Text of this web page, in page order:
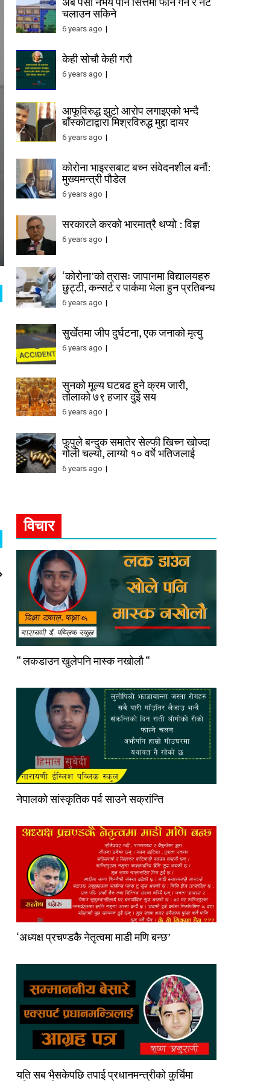
चलाउन सकिने
6 years ago
केही सोचौ केही गरौ
6 years ago
आफूविरुद्ध झुटो आरोप लगाइएको भन्दै
बाँस्कोटाद्वारा मिश्रविरुद्ध मुद्दा दायर
6 years ago
कोरोना भाइरसबाट बच्न संवेदनशील बनौं:
मुख्यमन्त्री पौडेल
6 years ago
सरकारले करको भारमात्रै थप्यो : विज्ञ
6 years ago
‘कोरोना’को त्रासः जापानमा विद्यालयहरु
छुट्टी, कन्सर्ट र पार्कमा भेला हुन प्रतिबन्ध
6 years ago
सुर्खेतमा जीप दुर्घटना, एक जनाको मृत्यु
6 years ago
सुनको मूल्य घटबढ हुने क्रम जारी,
तोलाको ७९ हजार दुई सय
6 years ago
फूपुले बन्दुक समातेर सेल्फी खिच्न खोज्दा
गोली चल्यो, लाग्यो १० वर्षे भतिजलाई
6 years ago
विचार
“ लकडाउन खुलेपनि मास्क नखोलौ “
नेपालको सांस्कृतिक पर्व साउने सक्रांन्ति
‘अध्यक्ष प्रचण्डकै नेतृत्वमा माडी मणि बन्छ’
यति सब भैसकेपछि तपाई प्रधानमन्त्रीको कुर्चिमा